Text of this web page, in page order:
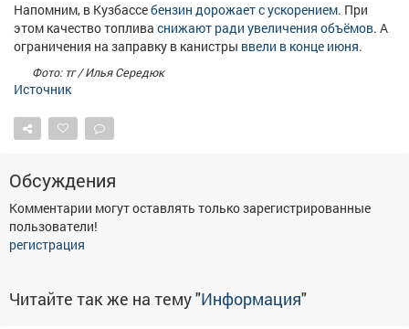
ТВ программа Я - пенсионер
Напомним, в Кузбассебензин дорожает с ускорением. При
этом качество топлива снижают ради увеличения объёмов. А
ограничения на заправку в канистры ввели в конце июня.
Фото: тг / Илья Середюк
Источник
Обсуждения
Комментарии могут оставлять только зарегистрированные
пользователи!
регистрация
Читайте так же на тему "Информация"